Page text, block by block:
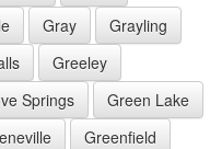
Gray
Grayling
Greeley
Springs
Green Lake
Greenfield